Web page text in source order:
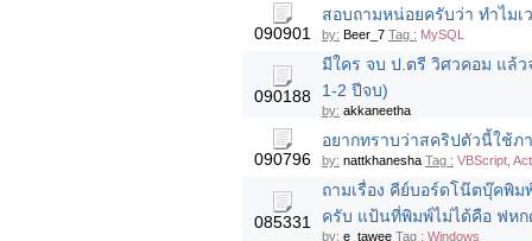
090901
สอบถามหน่อยครับว่า ทำไมเ
by: Beer_7 Tag : MySQL
090188
มีใคร จบ ป.ตรี วิศวคอม แล้
1-2 ปีจบ)
by: akkaneetha
090796
อยากทราบว่าสคริปตัวนี้ใช้ภ
by: nattkhanesha Tag : VBScript,
085331
ถามเรื่อง คีย์บอร์ดโน๊ตบุ๊คพิ
ครับ แป้นที่พิมพ์ไม่ได้คือ ฟหก
by: e_tawee Tag : Windows